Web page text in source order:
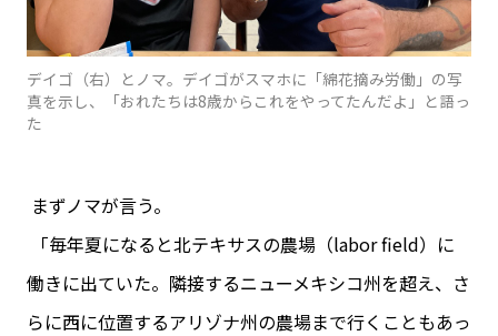
デイゴ（右）とノマ。デイゴがスマホに「綿花摘み労働」の写
真を示し、「おれたちは8歳からこれをやってたんだよ」と語っ
た
まずノマが言う。
「毎年夏になると北テキサスの農場（labor field）に
働きに出ていた。隣接するニューメキシコ州を超え、さ
らに西に位置するアリゾナ州の農場まで行くこともあっ